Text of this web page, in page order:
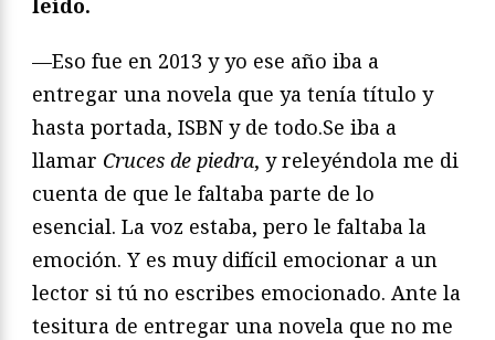
—Eso fue en 2013 y yo ese año iba a
entregar una novela que ya tenía título y
hasta portada, ISBN y de todo.Se iba a
llamar Cruces de piedra, y releyéndola me di
cuenta de que le faltaba parte de lo
esencial. La voz estaba, pero le faltaba la
emoción. Y es muy difícil emocionar a un
lector si tú no escribes emocionado. Ante la
tesitura de entregar una novela que no me